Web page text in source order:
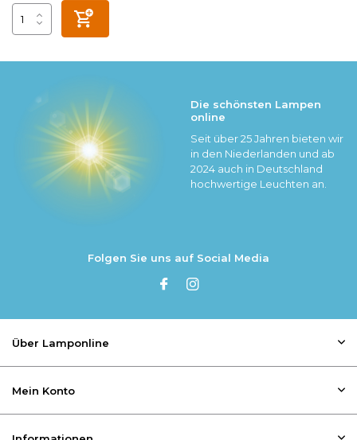
Die schönsten Lampen
online
Seit über 25 Jahren bieten wir
in den Niederlanden und ab
2024 auch in Deutschland
hochwertige Leuchten an.
Folgen Sie uns auf Social Media
Über Lamponline
Mein Konto